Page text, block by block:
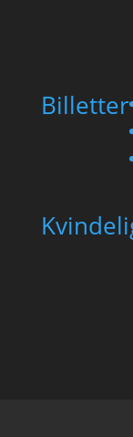
Billetter